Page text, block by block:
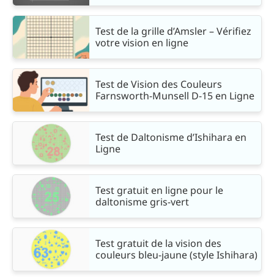
Test de la grille d’Amsler – Vérifiez
votre vision en ligne
Test de Vision des Couleurs
Farnsworth-Munsell D-15 en Ligne
Test de Daltonisme d’Ishihara en
Ligne
Test gratuit en ligne pour le
daltonisme gris-vert
Test gratuit de la vision des
couleurs bleu-jaune (style Ishihara)